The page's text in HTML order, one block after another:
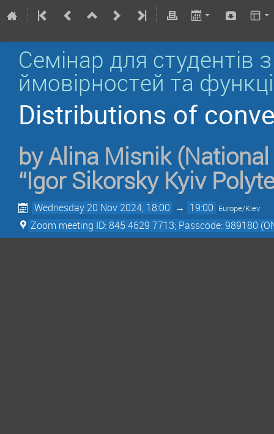
Семінар для студентів
ймовірностей та
Distributions of
byAlina Misnik
“Igor Sikorsky Kyiv
Wednesday 20 Nov 2024, 18:00 → 19:00 Europe/Kiev
Zoom meeting ID: 845 4629 7713; Passcode: 989180